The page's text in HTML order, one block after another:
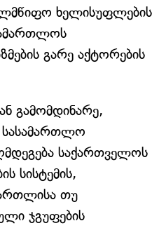
ხელისუფლების
გარე აქტორების
გამომდინარე,
სასამართლო
საქართველოს
სისტემის,
თუ
ჯგუფების